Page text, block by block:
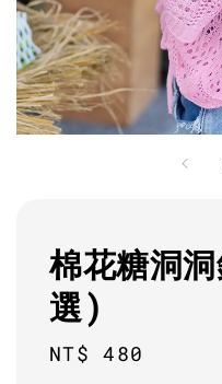
棉花糖洞
選)
Regular
NT$ 480